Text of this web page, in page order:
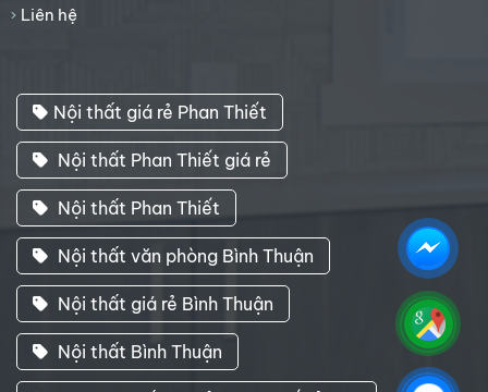
Liên hệ
Nội thất giá rẻ Phan Thiết
Nội thất Phan Thiết giá rẻ
Nội thất Phan Thiết
Nội thất văn phòng Bình Thuận
Nội thất giá rẻ Bình Thuận
Nội thất Bình Thuận